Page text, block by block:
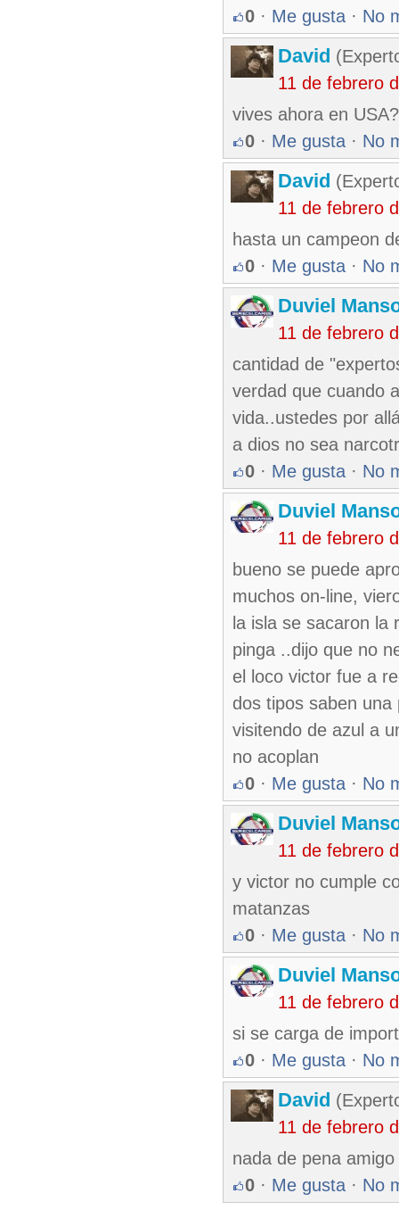
0 · Me gusta · No
David
11 de febrero
vives ahora en
0 · Me gusta · No
David
11 de febrero
hasta un campeon
0 · Me gusta · No
Duviel
11 de febrero
cantidad de
verdad que cuando
vida..ustedes por
a dios no sea
0 · Me gusta · No
Duviel
11 de febrero
bueno se puede
muchos on-line,
la isla se sacaron
pinga ..dijo que no
el loco victor fue a
dos tipos saben
visitendo de azul a
no acoplan
0 · Me gusta · No
Duviel
11 de febrero
y victor no cumple
matanzas
0 · Me gusta · No
Duviel
11 de febrero
si se carga de
0 · Me gusta · No
David
11 de febrero
nada de pena
0 · Me gusta · No